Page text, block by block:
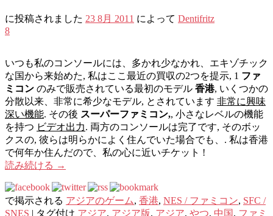
に投稿されました 23 8月 2011 によって Dentifritz
8
いつも私のコンソールには、多かれ少なかれ、エキゾチック
な国から来始めた, 私はここ最近の買収の2つを提示, 1 ファ
ミコン のみで販売されている最初のモデル 香港, いくつかの
分散以来、非常に希少なモデル, とされています 非常に興味
深い機能. その後 スーパーファミコン,, 小さなレベルの機能
を持つ ビデオ出力. 両方のコンソールは完了です, そのボッ
クスの, 彼らは明らかによく住んでいた場合でも、. 私は香港
で何年か住んだので、私の心に近いチケット !
読み続ける →
で掲示される アジアのゲーム, 香港, NES / ファミコン, SFC /
SNES | タグ付け アジア, アジア版, アジア, やつ, 中国 , ファミ